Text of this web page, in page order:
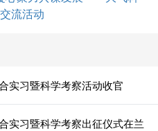
流活动
实习暨科学考察活动收官
实习暨科学考察出征仪式在兰